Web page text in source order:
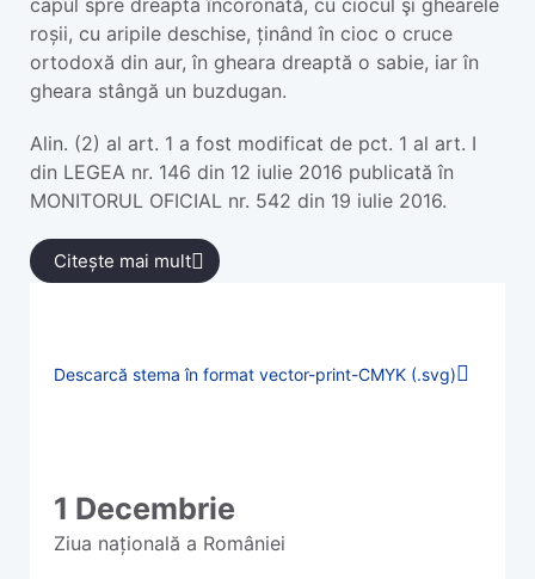
capul spre dreapta încoronată, cu ciocul şi ghearele
roșii, cu aripile deschise, ținând în cioc o cruce
ortodoxă din aur, în gheara dreaptă o sabie, iar în
gheara stângă un buzdugan.
Alin. (2) al art. 1 a fost modificat de pct. 1 al art. I
din LEGEA nr. 146 din 12 iulie 2016 publicată în
MONITORUL OFICIAL nr. 542 din 19 iulie 2016.
Citește mai mult
Descarcă stema în format vector-print-CMYK (.svg)
1 Decembrie
Ziua națională a României